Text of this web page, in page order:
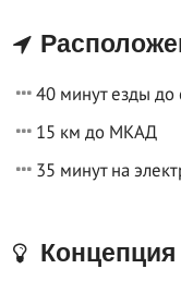
40 минут езды до
15 км до МКАД
35 минут на
Концепция